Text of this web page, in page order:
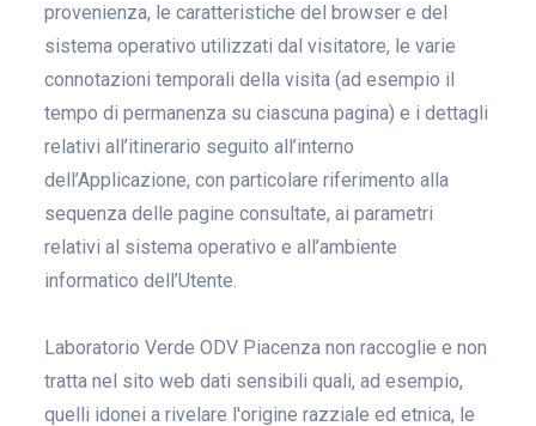
provenienza, le caratteristiche del browser e del
sistema operativo utilizzati dal visitatore, le varie
connotazioni temporali della visita (ad esempio il
tempo di permanenza su ciascuna pagina) e i dettagli
relativi all’itinerario seguito all’interno
dell’Applicazione, con particolare riferimento alla
sequenza delle pagine consultate, ai parametri
relativi al sistema operativo e all’ambiente
informatico dell’Utente.
Laboratorio Verde ODV Piacenza non raccoglie e non
tratta nel sito web dati sensibili quali, ad esempio,
quelli idonei a rivelare l'origine razziale ed etnica, le